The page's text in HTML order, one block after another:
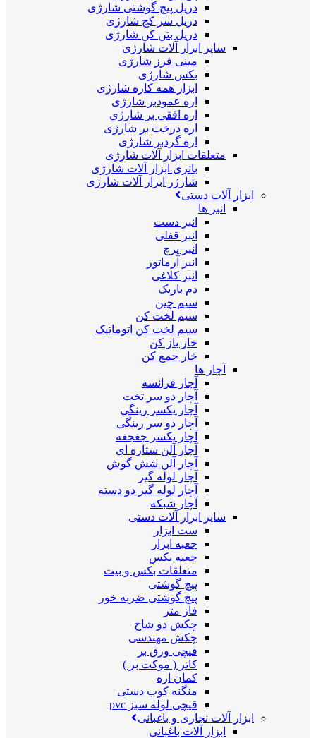
دریل پیچ گوشتی شارژی
دریل سر کج شارژی
دریل بتن کن شارژی
سایر ابزار آلات شارژی
مینی فرز شارژی
بکس شارژی
ابزار همه کاره شارژی
اره عمودبر شارژی
اره افقی بر شارژی
اره درخت بر شارژی
اره گردبر شارژی
متعلقات ابزار آلات شارژی
باتری ابزار آلات شارژی
شارژر ابزار آلات شارژی
ابزار آلات دستی
انبر ها
انبر دست
انبر قفلی
انبر پرچ
انبر آرماتور
انبر کلاغی
دم باریک
سیم چین
سیم لخت کن
سیم لخت کن اتوماتیک
خار باز کن
خار جمع کن
آچار ها
آچار فرانسه
آچار دو سر تخت
آچار یکسر رینگی
آچار دو سر رینگی
آچار یکسر جغجغه
آچار آلن ستاره ای
آچار آلن شش گوش
آچار لوله گیر
آچار لوله گیر دو دسته
آچار شبکه
سایر ابزار آلات دستی
ست ابزار
جعبه ابزار
جعبه بکس
متعلقات بکس و بیت
پیچ گوشتی
پیچ گوشتی ضربه خور
فاز متر
چکش دو شاخ
چکش مهندسی
قیچی ورق بر
کاتر ( موکت بر )
کمان اره
منگنه کوب دستی
قیچی لوله سبز pvc
ابزار آلات نجاری و باغبانی
ابزار آلات باغبانی